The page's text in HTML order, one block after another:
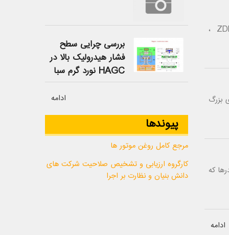
شرکت دانش بنیان افزون روان سازان میهن علاوه بر تولید محصولات مورد نیاز صنعت روانکاری کشور از جمله ZDDP ،
بزرگ
که
ادامه
بررسی چرایی سطح
فشار هیدرولیک بالا در
HAGC نورد گرم سبا
ادامه
پیوندها
مرجع کامل روغن موتور ها
کارگروه ارزیابی و تشخیص صلاحیت شرکت های
دانش بنیان و نظارت بر اجرا